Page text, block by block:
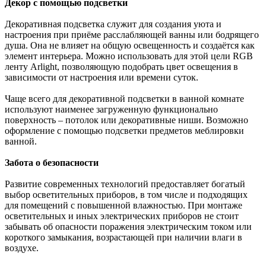
Декор с помощью подсветки
Декоративная подсветка служит для создания уюта и
настроения при приёме расслабляющей ванны или бодрящего
душа. Она не влияет на общую освещенность и создаётся как
элемент интерьера. Можно использовать для этой цели RGB
ленту Arlight, позволяющую подобрать цвет освещения в
зависимости от настроения или времени суток.
Чаще всего для декоративной подсветки в ванной комнате
используют наименее загруженную функционально
поверхность – потолок или декоративные ниши. Возможно
оформление с помощью подсветки предметов меблировки
ванной.
Забота о безопасности
Развитие современных технологий предоставляет богатый
выбор осветительных приборов, в том числе и подходящих
для помещений с повышенной влажностью. При монтаже
осветительных и иных электрических приборов не стоит
забывать об опасности поражения электрическим током или
короткого замыкания, возрастающей при наличии влаги в
воздухе.